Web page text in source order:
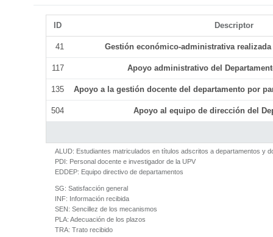
ID Descriptor
41 Gestión económico-administrativa
117 Apoyo administrativo del
135 Apoyo a la gestión docente del departamento por
504 Apoyo al equipo de dirección del
ALUD: Estudiantes matriculados en títulos adscritos a departamentos y
PDI: Personal docente e investigador de la UPV
EDDEP: Equipo directivo de departamentos
SG: Satisfacción general
INF: Información recibida
SEN: Sencillez de los mecanismos
PLA: Adecuación de los plazos
TRA: Trato recibido